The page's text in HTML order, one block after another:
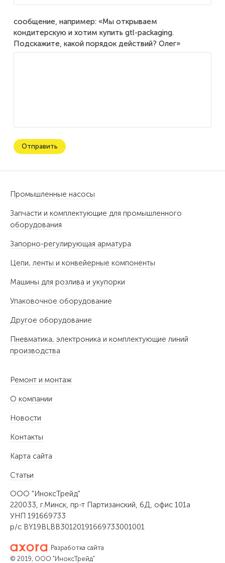
сообщение, например: «Мы открываем
кондитерскую и хотим купить gtl-packaging.
Подскажите, какой порядок действий? Олег»
Промышленные насосы
Запчасти и комплектующие для промышленного
оборудования
Запорно-регулирующая арматура
Цепи, ленты и конвейерные компоненты
Машины для розлива и укупорки
Упаковочное оборудование
Другое оборудование
Пневматика, электроника и комплектующие линий
производства
Ремонт и монтаж
О компании
Новости
Контакты
Карта сайта
Статьи
ООО "ИноксТрейд"
220033, г.Минск, пр-т Партизанский, 6Д, офис 101а
УНП 191669733
р/с BY19BLBB30120191669733001001
Разработка сайта
© 2019, ООО "ИноксТрейд"